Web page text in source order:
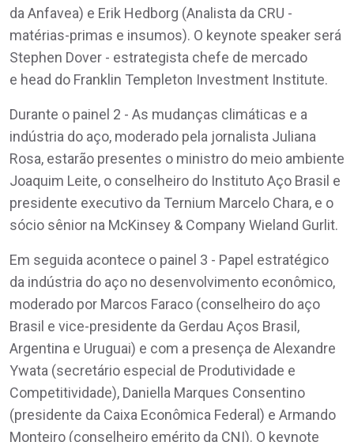
da Anfavea) e Erik Hedborg (Analista da CRU -
matérias-primas e insumos). O keynote speaker será
Stephen Dover - estrategista chefe de mercado
e head do Franklin Templeton Investment Institute.
Durante o painel 2 - As mudanças climáticas e a
indústria do aço, moderado pela jornalista Juliana
Rosa, estarão presentes o ministro do meio ambiente
Joaquim Leite, o conselheiro do Instituto Aço Brasil e
presidente executivo da Ternium Marcelo Chara, e o
sócio sênior na McKinsey & Company Wieland Gurlit.
Em seguida acontece o painel 3 - Papel estratégico
da indústria do aço no desenvolvimento econômico,
moderado por Marcos Faraco (conselheiro do aço
Brasil e vice-presidente da Gerdau Aços Brasil,
Argentina e Uruguai) e com a presença de Alexandre
Ywata (secretário especial de Produtividade e
Competitividade), Daniella Marques Consentino
(presidente da Caixa Econômica Federal) e Armando
Monteiro (conselheiro emérito da CNI). O keynote